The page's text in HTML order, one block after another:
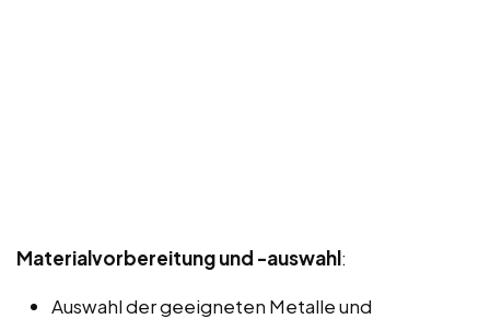
Materialvorbereitung und -auswahl:
Auswahl der geeigneten Metalle und